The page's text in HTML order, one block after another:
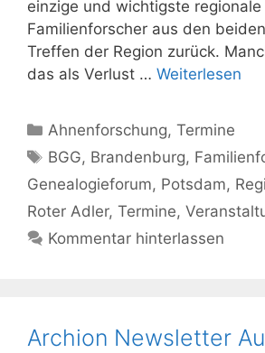
einzige und wichtigste
Familienforscher aus den
Treffen der Region zurück.
das als Verlust … Weiterlesen
Kategorien
Ahnenforschung,Termine
Schlagwörter
BGG, Brandenburg,
Genealogieforum, Potsdam,
Roter Adler, Termine,
Kommentar hinterlassen
Archion Newsletter